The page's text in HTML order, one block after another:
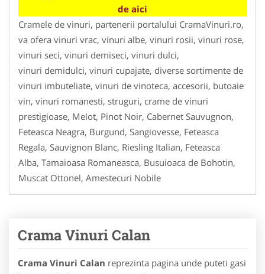
de aici
Cramele de vinuri, partenerii portalului CramaVinuri.ro,
va ofera vinuri vrac, vinuri albe, vinuri rosii, vinuri rose,
vinuri seci, vinuri demiseci, vinuri dulci,
vinuri demidulci, vinuri cupajate, diverse sortimente de
vinuri imbuteliate, vinuri de vinoteca, accesorii, butoaie
vin, vinuri romanesti, struguri, crame de vinuri
prestigioase, Melot, Pinot Noir, Cabernet Sauvugnon,
Feteasca Neagra, Burgund, Sangiovesse, Feteasca
Regala, Sauvignon Blanc, Riesling Italian, Feteasca
Alba, Tamaioasa Romaneasca, Busuioaca de Bohotin,
Muscat Ottonel, Amestecuri Nobile
Crama Vinuri Calan
Crama Vinuri Calan reprezinta pagina unde puteti gasi